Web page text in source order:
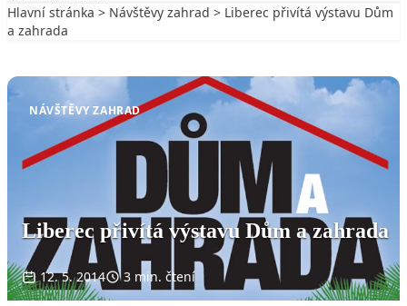
Hlavní stránka > Návštěvy zahrad > Liberec přivítá výstavu Dům
a zahrada
NÁVŠTĚVY ZAHRAD
Liberec přivítá výstavu Dům a zahrada
12. 5. 2014 3 min. čtení